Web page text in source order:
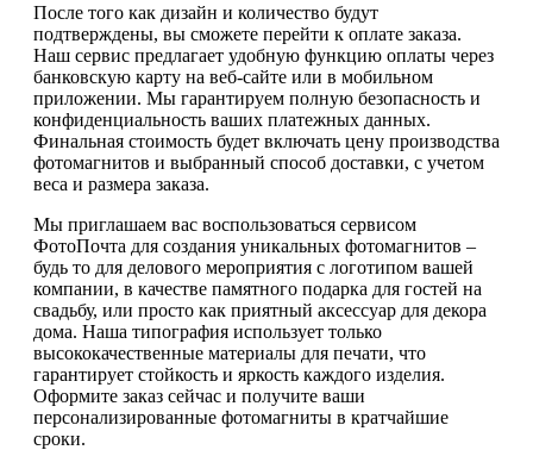
После того как дизайн и количество будут
подтверждены, вы сможете перейти к оплате заказа.
Наш сервис предлагает удобную функцию оплаты через
банковскую карту на веб-сайте или в мобильном
приложении. Мы гарантируем полную безопасность и
конфиденциальность ваших платежных данных.
Финальная стоимость будет включать цену производства
фотомагнитов и выбранный способ доставки, с учетом
веса и размера заказа.
Мы приглашаем вас воспользоваться сервисом
ФотоПочта для создания уникальных фотомагнитов –
будь то для делового мероприятия с логотипом вашей
компании, в качестве памятного подарка для гостей на
свадьбу, или просто как приятный аксессуар для декора
дома. Наша типография использует только
высококачественные материалы для печати, что
гарантирует стойкость и яркость каждого изделия.
Оформите заказ сейчас и получите ваши
персонализированные фотомагниты в кратчайшие
сроки.